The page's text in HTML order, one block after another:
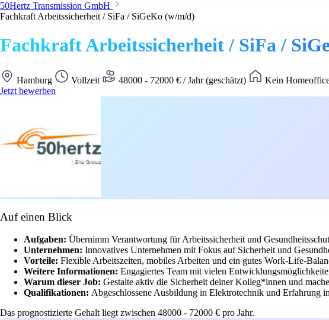
50Hertz Transmission GmbH
Fachkraft Arbeitssicherheit / SiFa / SiGeKo (w/m/d)
Fachkraft Arbeitssicherheit / SiFa /
Hamburg Vollzeit 48000 - 72000 € / Jahr (geschätzt)
Kein
Jetzt bewerben
Auf einen Blick
Aufgaben: Übernimm Verantwortung für Arbeitssicherheit und
Unternehmen: Innovatives Unternehmen mit Fokus auf Sicherheit und
Vorteile: Flexible Arbeitszeiten, mobiles Arbeiten und ein gutes Work-Life-
Weitere Informationen: Engagiertes Team mit vielen
Warum dieser Job: Gestalte aktiv die Sicherheit deiner Kolleg*innen und
Qualifikationen: Abgeschlossene Ausbildung in Elektrotechnik und Erfahrung
Das prognostizierte Gehalt liegt zwischen 48000 - 72000 € pro Jahr.